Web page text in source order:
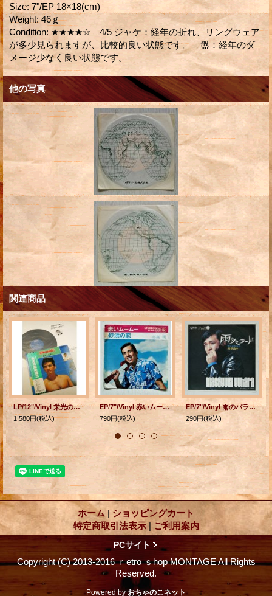
Size: 7"/EP 18×18(cm)
Weight: 46ｇ
Condition: ★★★★☆ 4/5 ジャケ：経年の折れ、リングウェア
が多少見られますが、比較的良い状態です。 盤：経年のダ
メージ少なく良い状態です。
他の写真
関連商品
LP/12"/Vinyl 栄光の加山雄三 あなたと共に (1976) 歌・語り：加山雄三 演奏：寺内タケシとブルージーンズ 加山雄三とランチャーズ 大橋節夫とハニー・アイランダーズetc Toshiba RECORDS
1,580円(税込)
EP/7"/Vinyl 赤いムームー/ 砂浜の恋 布施明/ オール・スター・レオン 水島哲/平尾昌晃/森岡賢一郎 (1967) King RECORDS
790円(税込)
EP/7"/Vinyl 雨のバラード/今にわかるわ 湯原 昌幸 (1971) UNION
290円(税込)
ホーム | ショッピングカート
特定商取引法表示 | ご利用案内
PCサイト
Copyright (C) 2013-2016 ｒetro ｓhop MONTAGE All Rights
Reserved.
Powered byおちゃのこネット